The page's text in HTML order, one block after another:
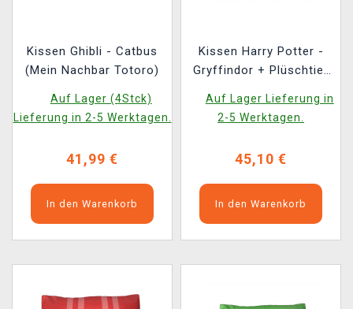
Kissen Ghibli - Catbus
(Mein Nachbar Totoro)
Auf Lager (4Stck)
Lieferung in 2-5 Werktagen.
41,99 €
In den Warenkorb
Kissen Harry Potter -
Gryffindor + Plüschtier
Auf Lager Lieferung in
2-5 Werktagen.
45,10 €
In den Warenkorb